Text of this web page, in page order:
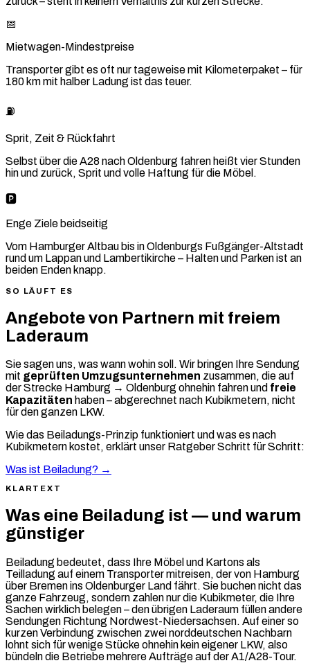
📅
Mietwagen-Mindestpreise
Transporter gibt es oft nur tageweise mit Kilometerpaket – für
180 km mit halber Ladung ist das teuer.
⛽
Sprit, Zeit & Rückfahrt
Selbst über die A28 nach Oldenburg fahren heißt vier Stunden
hin und zurück, Sprit und volle Haftung für die Möbel.
🅿️
Enge Ziele beidseitig
Vom Hamburger Altbau bis in Oldenburgs Fußgänger-Altstadt
rund um Lappan und Lambertikirche – Halten und Parken ist an
beiden Enden knapp.
SO LÄUFT ES
Angebote von Partnern mit freiem
Laderaum
Sie sagen uns, was wann wohin soll. Wir bringen Ihre Sendung
mit geprüften Umzugsunternehmen zusammen, die auf
der Strecke Hamburg → Oldenburg ohnehin fahren und freie
Kapazitäten haben – abgerechnet nach Kubikmetern, nicht
für den ganzen LKW.
Wie das Beiladungs-Prinzip funktioniert und was es nach
Kubikmetern kostet, erklärt unser Ratgeber Schritt für Schritt:
Was ist Beiladung? →
KLARTEXT
Was eine Beiladung ist — und warum
günstiger
Beiladung bedeutet, dass Ihre Möbel und Kartons als
Teilladung auf einem Transporter mitreisen, der von Hamburg
über Bremen ins Oldenburger Land fährt. Sie buchen nicht das
ganze Fahrzeug, sondern zahlen nur die Kubikmeter, die Ihre
Sachen wirklich belegen – den übrigen Laderaum füllen andere
Sendungen Richtung Nordwest-Niedersachsen. Auf einer so
kurzen Verbindung zwischen zwei norddeutschen Nachbarn
lohnt sich für wenige Stücke ohnehin kein eigener LKW, also
bündeln die Betriebe mehrere Aufträge auf der A1/A28-Tour.